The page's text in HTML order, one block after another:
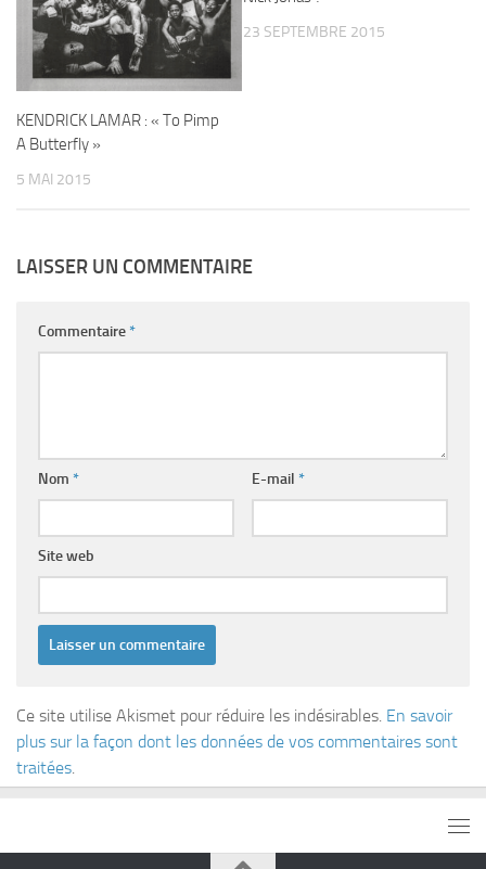
KENDRICK LAMAR : « To Pimp
A Butterfly »
5 MAI 2015
23 SEPTEMBRE 2015
LAISSER UN COMMENTAIRE
Commentaire*
Nom * E-mail *
Site web
Ce site utilise Akismet pour réduire les indésirables. En savoir
plus sur la façon dont les données de vos commentaires sont
traitées.